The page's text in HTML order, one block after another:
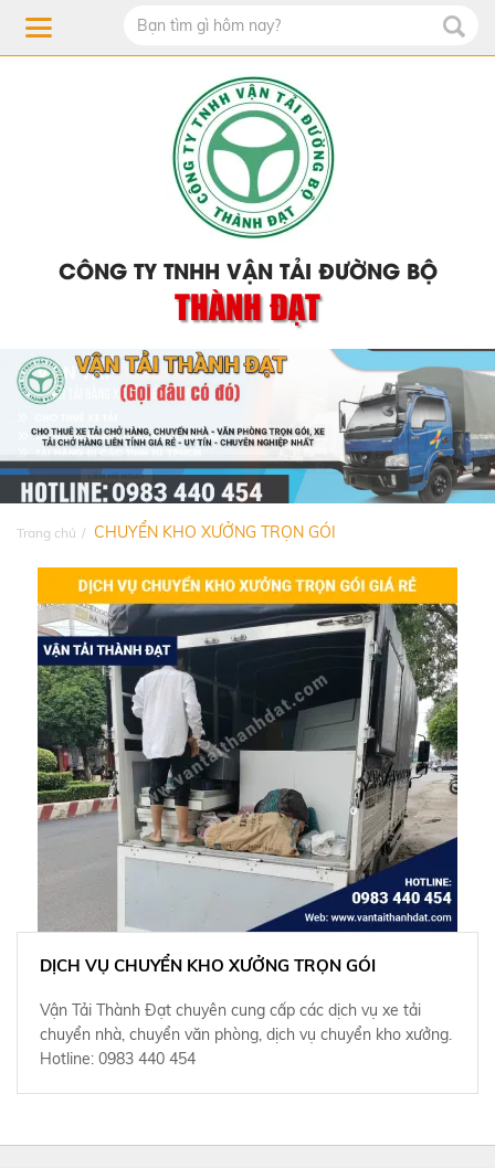
CÔNG TY TNHH VẬN TẢI ĐƯỜNG BỘ
THÀNH ĐẠT
Trang chủ CHUYỂN KHO XƯỞNG TRỌN GÓI
DỊCH VỤ CHUYỂN KHO XƯỞNG TRỌN GÓI
Vận Tải Thành Đạt chuyên cung cấp các dịch vụ xe tải
chuyển nhà, chuyển văn phòng, dịch vụ chuyển kho xưởng.
Hotline: 0983 440 454